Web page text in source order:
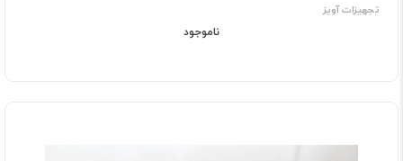
تجهیزات آویز
ناموجود